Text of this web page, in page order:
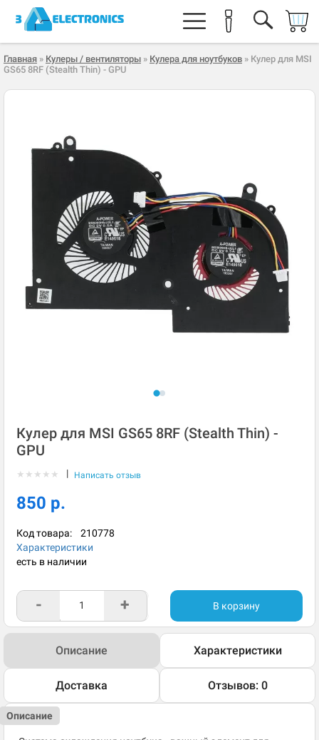
Главная » Кулеры / вентиляторы » Кулера для ноутбуков » Кулер для MSI
GS65 8RF (Stealth Thin) - GPU
Кулер для MSI GS65 8RF (Stealth Thin) -
GPU
★ ★ ★ ★ ★ | Написать отзыв
850 р.
Код товара: 210778
Характеристики
есть в наличии
- + В корзину
Описание Характеристики
Доставка Отзывов: 0
Описание